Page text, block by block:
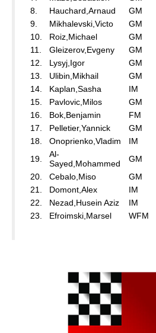
8.
Hauchard,Arnaud GM
9.
Mikhalevski,Victo GM
10.
Roiz,Michael GM
11.
Gleizerov,Evgeny GM
12.
Lysyj,Igor GM
13.
Ulibin,Mikhail GM
14.
Kaplan,Sasha IM
15.
Pavlovic,Milos GM
16.
Bok,Benjamin FM
17.
Pelletier,Yannick GM
18.
Onoprienko,Vladim IM
19.
Al-
Sayed,Mohammed
GM
20.
Cebalo,Miso GM
21.
Domont,Alex IM
22.
Nezad,Husein Aziz IM
23.
Efroimski,Marsel WFM